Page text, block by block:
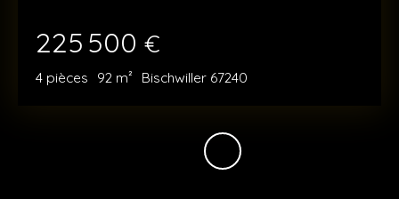
225 500 €
4 pièces 92 m² Bischwiller 67240